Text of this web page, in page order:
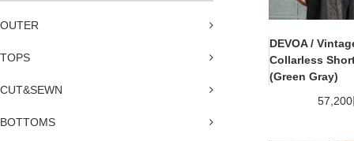
OUTER
TOPS
CUT&SEWN
BOTTOMS
DEVOA /
Collarless
(Green Gray)